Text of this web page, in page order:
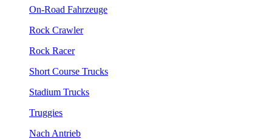
On-Road Fahrzeuge
Rock Crawler
Rock Racer
Short Course Trucks
Stadium Trucks
Truggies
Nach Antrieb